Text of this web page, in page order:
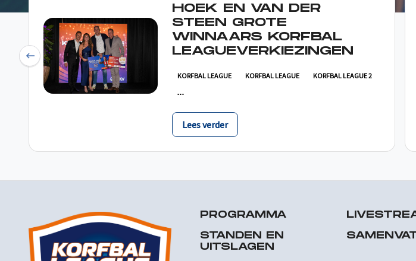
HOEK EN VAN DER
STEEN GROTE
WINNAARS KORFBAL
LEAGUEVERKIEZINGEN
KORFBAL LEAGUE KORFBAL LEAGUE KORFBAL LEAGUE 2
Lees verder
Previous
PROGRAMMA
STANDEN EN
UITSLAGEN